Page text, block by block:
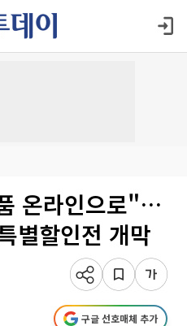
온라인으로"…
별할인전 개막
구글 선호매체 추가